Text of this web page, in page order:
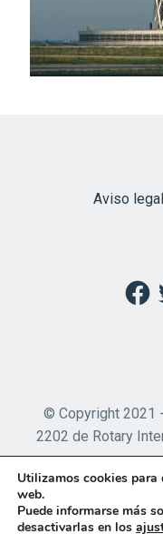
Aviso
© Copyright 2021
2202 de Rotary
Utilizamos cookies para
web.
Puede informarse más
desactivarlas en los